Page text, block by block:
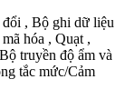
đổi , Bộ ghi dữ liệu
hóa , Quạt ,
truyền độ ẩm và
tắc mức/Cảm